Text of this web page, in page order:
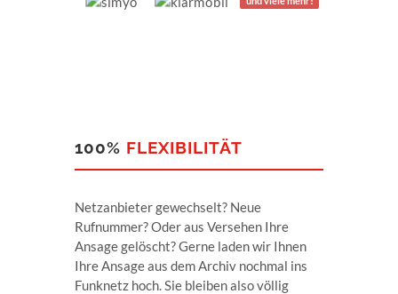
100% FLEXIBILITÄT
Netzanbieter gewechselt? Neue
Rufnummer? Oder aus Versehen Ihre
Ansage gelöscht? Gerne laden wir Ihnen
Ihre Ansage aus dem Archiv nochmal ins
Funknetz hoch. Sie bleiben also völlig